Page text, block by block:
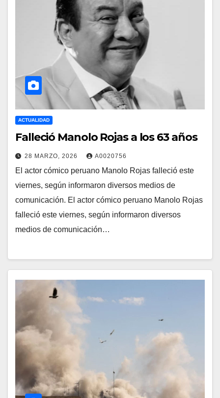
ACTUALIDAD
Falleció Manolo Rojas a los 63 años
28 MARZO, 2026 A0020756
El actor cómico peruano Manolo Rojas falleció este
viernes, según informaron diversos medios de
comunicación. El actor cómico peruano Manolo Rojas
falleció este viernes, según informaron diversos
medios de comunicación…